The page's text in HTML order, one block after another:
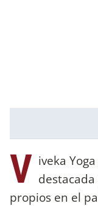
V iveka
propios en el